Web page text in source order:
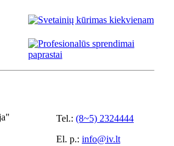
Tel.: (8~5) 2324444
El. p.: info@iv.lt